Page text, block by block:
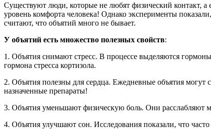
Существуют люди, которые не любят физический контакт,
уровень комфорта человека! Однако эксперименты
считают, что объятий много не бывает.
У объятий есть множество полезных свойств:
1. Объятия снимают стресс. В процессе выделяются
гормона стресса кортизола.
2. Объятия полезны для сердца. Ежедневные объятия могут
назначенные препараты!
3. Объятия уменьшают физическую боль. Они
4. Объятия улучшают сон. Исследования показали, что